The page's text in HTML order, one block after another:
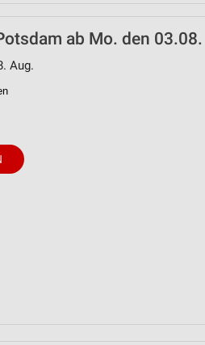
ab Mo. den 03.08.
Aug.